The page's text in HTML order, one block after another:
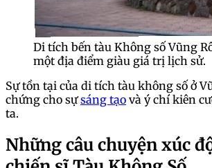
Di tích bến tàu Không số Vũng
một địa điểm giàu giá trị lịch sử.
Sự tồn tại của di tích tàu không số ở
chứng cho sựsáng tạo và ý chí kiên
ta.
Những câu chuyện xúc